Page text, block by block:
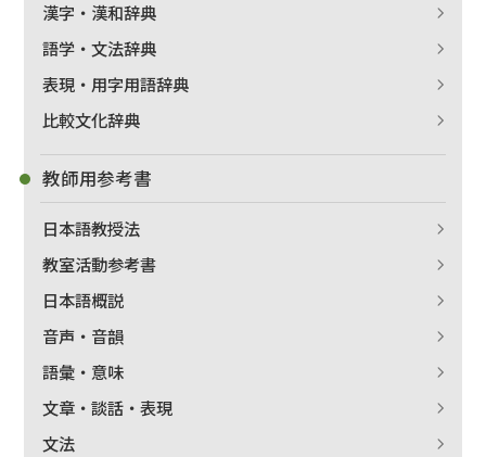
漢字・漢和辞典
語学・文法辞典
表現・用字用語辞典
比較文化辞典
教師用参考書
日本語教授法
教室活動参考書
日本語概説
音声・音韻
語彙・意味
文章・談話・表現
文法